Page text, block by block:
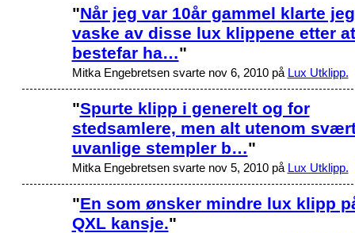
"Når jeg var 10år gammel klarte jeg
vaske av disse lux klippene etter at
bestefar ha…"
Mitka Engebretsen svarte nov 6, 2010 på Lux Utklipp.
"Spurte klipp i generelt og for
stedsamlere, men alt utenom
uvanlige stempler b…"
Mitka Engebretsen svarte nov 5, 2010 på Lux Utklipp.
"En som ønsker mindre lux klipp
QXL kansje."